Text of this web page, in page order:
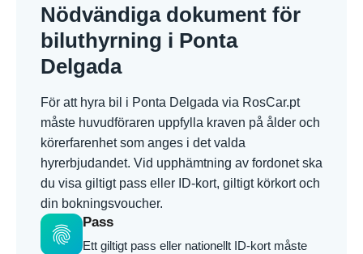
Nödvändiga dokument för
biluthyrning i Ponta
Delgada
För att hyra bil i Ponta Delgada via RosCar.pt
måste huvudföraren uppfylla kraven på ålder och
körerfarenhet som anges i det valda
hyrerbjudandet. Vid upphämtning av fordonet ska
du visa giltigt pass eller ID-kort, giltigt körkort och
din bokningsvoucher.
fingerprint
Pass
Ett giltigt pass eller nationellt ID-kort måste